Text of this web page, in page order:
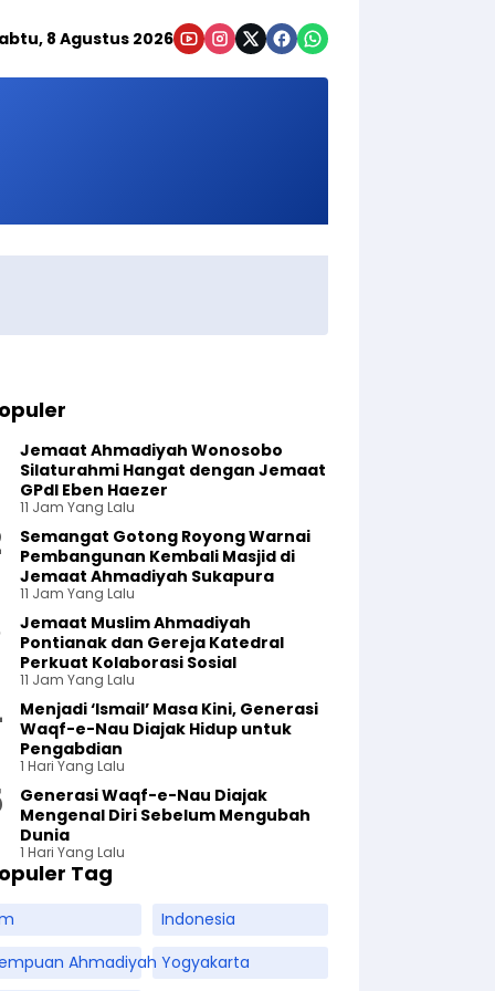
8 Agustus 2026
Jemaat Ahmadiyah Wonosobo
Silaturahmi Hangat dengan Jemaat
GPdI Eben Haezer
11 Jam Yang Lalu
Semangat Gotong Royong Warnai
Pembangunan Kembali Masjid di
Jemaat Ahmadiyah Sukapura
11 Jam Yang Lalu
Jemaat Muslim Ahmadiyah
Pontianak dan Gereja Katedral
Perkuat Kolaborasi Sosial
11 Jam Yang Lalu
Menjadi ‘Ismail’ Masa Kini, Generasi
Waqf-e-Nau Diajak Hidup untuk
Pengabdian
1 Hari Yang Lalu
Generasi Waqf-e-Nau Diajak
Mengenal Diri Sebelum Mengubah
Dunia
1 Hari Yang Lalu
Tag
Indonesia
Ahmadiyah Yogyakarta